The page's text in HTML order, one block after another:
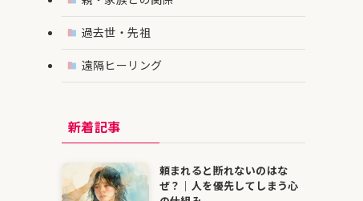
過去世・先祖
遠隔ヒーリング
新着記事
頼まれると断れないのはな
ぜ？｜人を優先してしまう心